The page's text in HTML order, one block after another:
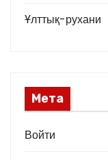
Ұлттық-рухани
Мета
Войти